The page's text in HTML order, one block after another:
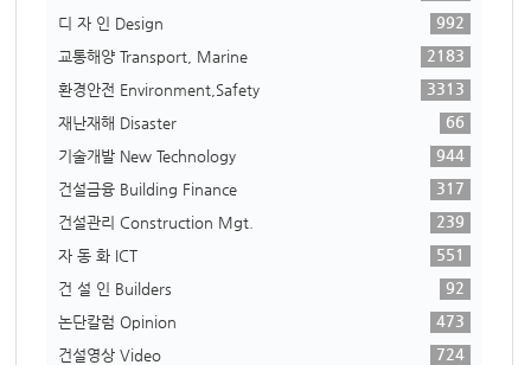
디 자 인 Design
992
교통해양 Transport, Marine
2183
환경안전 Environment,Safety
3313
재난재해 Disaster
66
기술개발 New Technology
944
건설금융 Building Finance
317
건설관리 Construction Mgt.
239
자 동 화 ICT
551
건 설 인 Builders
92
논단칼럼 Opinion
473
건설영상 Video
724